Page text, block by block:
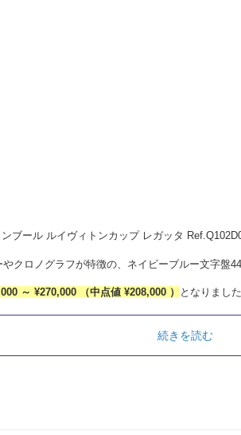
ブール ルイヴィトンカップ レガッタ
クロノグラフが特徴の、ネイビーブルー文字盤
～ ¥270,000 （中点値 ¥208,000 ） となりました
続きを読む